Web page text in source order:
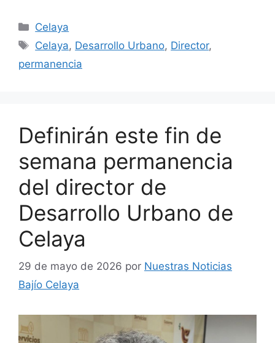
Categorías
Celaya
Etiquetas
Celaya, Desarrollo Urbano, Director,
permanencia
Definirán este fin de
semana permanencia
del director de
Desarrollo Urbano de
Celaya
29 de mayo de 2026 por Nuestras Noticias
Bajío Celaya